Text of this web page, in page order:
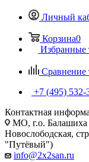
Личный
Корзина0
Избранные
Сравнение
+7 (495)
Контактная
МО, г.о.
Новослободская,
"Путёвый")
info@2x2san.ru